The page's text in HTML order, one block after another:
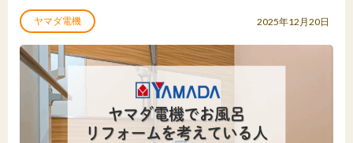
ヤマダ電機 2025年12月20日